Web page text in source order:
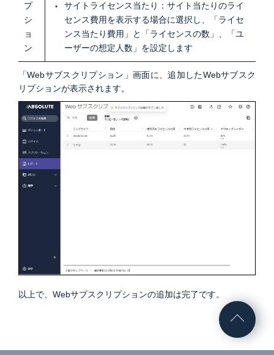
プ
シ
ョ
ン
サイトライセンス当たり：サイト当たりのライ
センス費用を表示する場合に選択し、
「ライセ
ンス当たり費用」と「ライセンスの数」、「ユ
ーザーの想定人数」を設定します
「Webサブスクリプション」画面に、追加したWebサブスク
リプションが表示されます。
以上で、Webサブスクリプションの追加は完了です。